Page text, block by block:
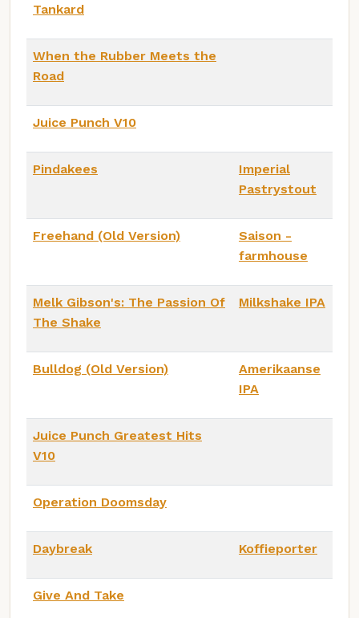
Tankard
When the Rubber Meets the
Road
Juice Punch V10
Pindakees
Imperial
Pastrystout
Freehand (Old Version)
Saison -
farmhouse
Melk Gibson's: The Passion Of
The Shake
Milkshake IPA
Bulldog (Old Version)
Amerikaanse
IPA
Juice Punch Greatest Hits
V10
Operation Doomsday
Daybreak Koffieporter
Give And Take